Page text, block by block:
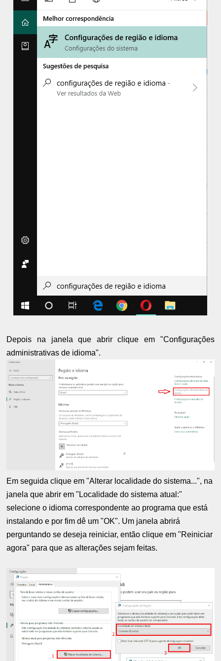
Depois na janela que abrir clique em "Configurações
administrativas de idioma".
Em seguida clique em "Alterar localidade do sistema...", na
janela que abrir em "Localidade do sistema atual:"
selecione o idioma correspondente ao programa que está
instalando e por fim dê um "OK". Um janela abrirá
perguntando se deseja reiniciar, então clique em "Reiniciar
agora" para que as alterações sejam feitas.